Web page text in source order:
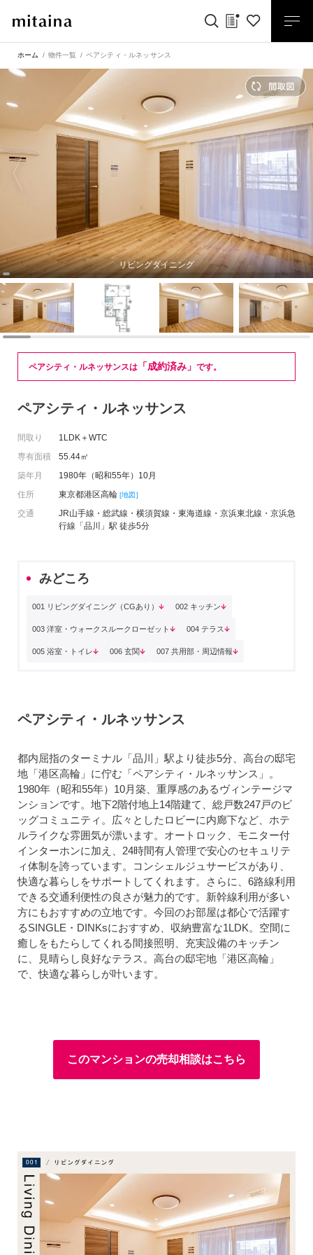
ホーム 物件一覧 ペアシティ・ルネッサンス
リビングダイニング
ペアシティ・ルネッサンスは 「成約済み」 です。
ペアシティ・ルネッサンス
間取り
1LDK＋WTC
専有面積
55.44㎡
築年月
1980年（昭和55年）10月
住所
東京都港区高輪 [地図]
交通
JR山手線・総武線・横須賀線・東海道線・京浜東北線・京浜急
行線「品川」駅 徒歩5分
みどころ
001 リビングダイニング（CGあり） 002 キッチン
003 洋室・ウォークスルークローゼット 004 テラス
005 浴室・トイレ 006 玄関 007 共用部・周辺情報
ペアシティ・ルネッサンス
都内屈指のターミナル「品川」駅より徒歩5分、高台の邸宅
地「港区高輪」に佇む「ペアシティ・ルネッサンス」。
1980年（昭和55年）10月築、重厚感のあるヴィンテージマ
ンションです。地下2階付地上14階建て、総戸数247戸のビ
ッグコミュニティ。広々としたロビーに内廊下など、ホテ
ルライクな雰囲気が漂います。オートロック、モニター付
インターホンに加え、24時間有人管理で安心のセキュリテ
ィ体制を誇っています。コンシェルジュサービスがあり、
快適な暮らしをサポートしてくれます。さらに、6路線利用
できる交通利便性の良さが魅力的です。新幹線利用が多い
方にもおすすめの立地です。今回のお部屋は都心で活躍す
るSINGLE・DINKsにおすすめ、収納豊富な1LDK。空間に
癒しをもたらしてくれる間接照明、充実設備のキッチン
に、見晴らし良好なテラス。高台の邸宅地「港区高輪」
で、快適な暮らしが叶います。
このマンションの売却相談はこちら